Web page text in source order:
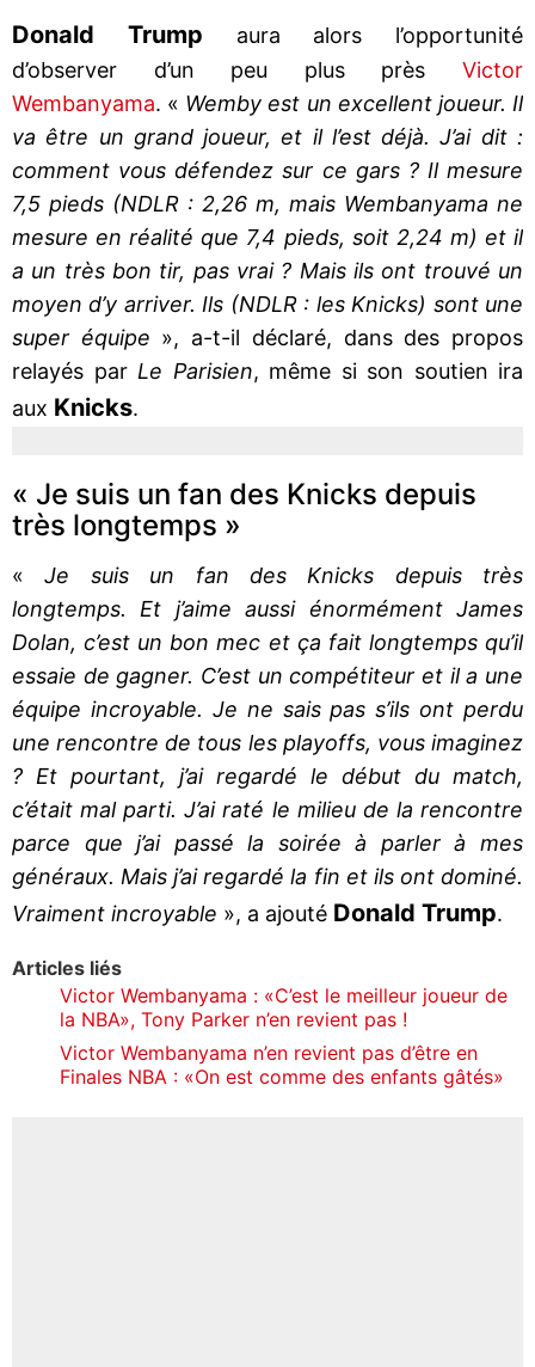
Donald Trump aura alors l’opportunité
d’observer d’un peu plus près Victor
Wembanyama. « Wemby est un excellent joueur. Il
va être un grand joueur, et il l’est déjà. J’ai dit :
comment vous défendez sur ce gars ? Il mesure
7,5 pieds (NDLR : 2,26 m, mais Wembanyama ne
mesure en réalité que 7,4 pieds, soit 2,24 m) et il
a un très bon tir, pas vrai ? Mais ils ont trouvé un
moyen d’y arriver. Ils (NDLR : les Knicks) sont une
super équipe », a-t-il déclaré, dans des propos
relayés par Le Parisien, même si son soutien ira
aux Knicks.
« Je suis un fan des Knicks depuis
très longtemps »
« Je suis un fan des Knicks depuis très
longtemps. Et j’aime aussi énormément James
Dolan, c’est un bon mec et ça fait longtemps qu’il
essaie de gagner. C’est un compétiteur et il a une
équipe incroyable. Je ne sais pas s’ils ont perdu
une rencontre de tous les playoffs, vous imaginez
? Et pourtant, j’ai regardé le début du match,
c’était mal parti. J’ai raté le milieu de la rencontre
parce que j’ai passé la soirée à parler à mes
généraux. Mais j’ai regardé la fin et ils ont dominé.
Vraiment incroyable », a ajouté Donald Trump.
Articles liés
Victor Wembanyama : «C’est le meilleur joueur de
la NBA», Tony Parker n’en revient pas !
Victor Wembanyama n’en revient pas d’être en
Finales NBA : «On est comme des enfants gâtés»